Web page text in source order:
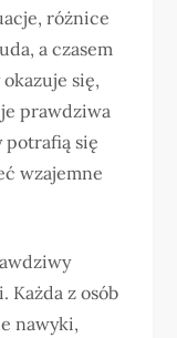
różnice
a czasem
się,
prawdziwa
potrafią się
wzajemne
Każda z osób
nawyki,